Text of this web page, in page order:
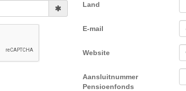
Land
E-mail
Website
Aansluitnummer
Pensioenfonds